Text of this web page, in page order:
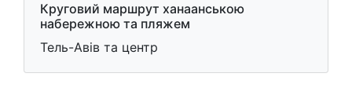
Круговий маршрут ханаанською
набережною та пляжем
Тель-Авів та центр